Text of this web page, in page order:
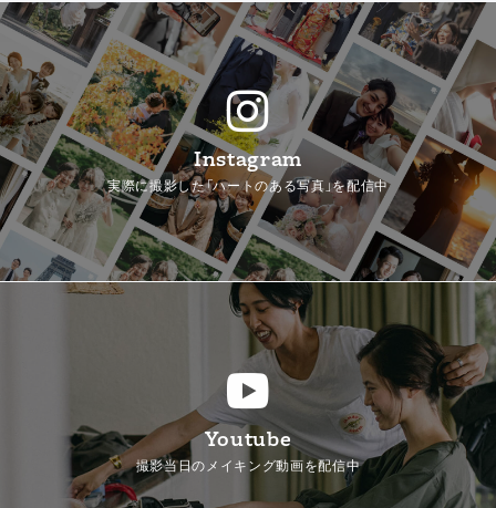
Instagram
実際に撮影した「ハートのある写真」を配信中
Youtube
撮影当日のメイキング動画を配信中